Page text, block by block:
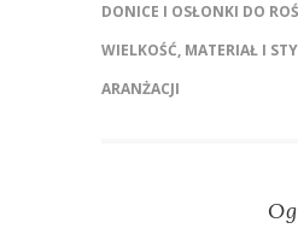
DONICE I OSŁONKI DO
WIELKOŚĆ, MATERIAŁ I
ARANŻACJI